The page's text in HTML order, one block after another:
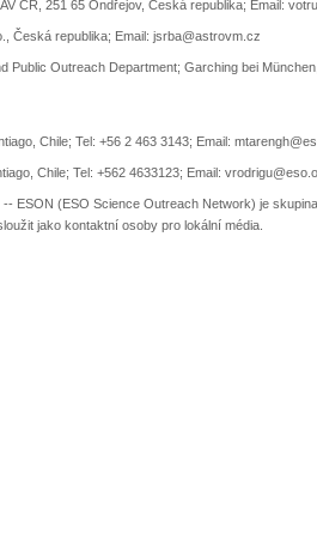
ČR, 251 65 Ondřejov, Česká republika; Email:
Česká republika; Email: jsrba@astrovm.cz
Public Outreach Department; Garching bei
Chile; Tel: +56 2 463 3143; Email:
Chile; Tel: +562 4633123; Email:
ESON (ESO Science Outreach Network) je
jako kontaktní osoby pro lokální média.